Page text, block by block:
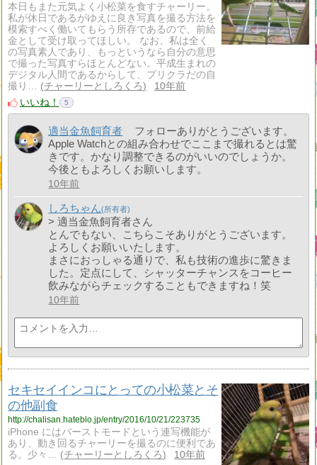
本日もまた元気よく小松菜を食すチャーリー。
私が休日であるがゆえに良き写真を撮る方法を
模索すべく働いてもらう所存であるので、前給
金として受け取ってほしい。 なお、私は全く
の写真素人であり、もっというなら自分の意思
で撮った写真すらほとんどない。平成生まれの
デジタル人間であるからして、プリクラだの自
撮り…
チャーリーとしろくろ
10年前
いいね！
5
適当金魚飼育者
フォローありがとうございます。
Apple Watchとの組み合わせでここまで撮れるとは驚
きです。かなり調整できるのがいいのでしょうか。
今後ともよろしくお願いします。
10年前
しろちゃん
> 適当金魚飼育者さん
とんでもない、こちらこそありがとうございます。
よろしくお願いいたします。
まさにおっしゃる通りで、私も技術の進歩に驚きま
した。定点にして、シャッターチャンスをコーヒー
飲みながらチェックすることもできますね！笑
10年前
セキセイインコにとっての小松菜とそ
の他副食
http://chalisan.hateblo.jp/entry/2016/10/21/223735
iPhone にはバーストモードという連写機能が
あり、動き回るチャーリーを撮るのに便利であ
る。少々…
チャーリーとしろくろ
10年前